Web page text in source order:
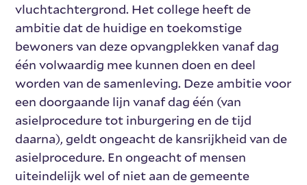
vluchtachtergrond. Het college heeft de
ambitie dat de huidige en toekomstige
bewoners van deze opvangplekken vanaf dag
één volwaardig mee kunnen doen en deel
worden van de samenleving. Deze ambitie voor
een doorgaande lijn vanaf dag één (van
asielprocedure tot inburgering en de tijd
daarna), geldt ongeacht de kansrijkheid van de
asielprocedure. En ongeacht of mensen
uiteindelijk wel of niet aan de gemeente